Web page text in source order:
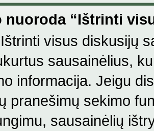
nuoroda “Ištrinti
visus diskusijų
sausainėlius,
informacija. Jeigu
pranešimų sekimo
sausainėlių